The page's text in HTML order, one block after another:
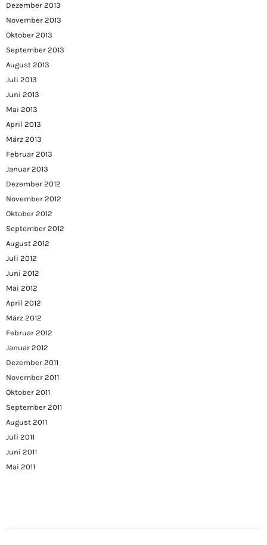
Dezember 2013
November 2013
Oktober 2013
September 2013
August 2013
Juli 2013
Juni 2013
Mai 2013
April 2013
März 2013
Februar 2013
Januar 2013
Dezember 2012
November 2012
Oktober 2012
September 2012
August 2012
Juli 2012
Juni 2012
Mai 2012
April 2012
März 2012
Februar 2012
Januar 2012
Dezember 2011
November 2011
Oktober 2011
September 2011
August 2011
Juli 2011
Juni 2011
Mai 2011